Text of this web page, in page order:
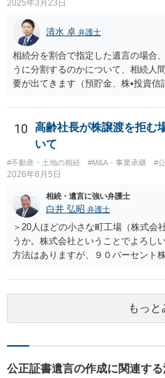
況を報告する義務があるとは限りま
ある可能性がある場合、守秘義務や
があるとしても直ちに内容を開示し
遺言が作成済みである場合でも、生
るかは、基本的には遺言者本人の意
無・内容について説明してよい」旨
写しを添付して、期限を区切って書
ます。それでも回答がない場合には
による不当な関与の有無も含めて、
任状、母親の発言内容、弁護士との
示して相談した方がよいように思いま
2025年3月23日
清水 卓 弁護士
相続分を割合で指定した遺言の場合
うに分割するのかについて、相続人
要が出てきます（預貯金、株•投資
投資信託は他の相続人にというよう
は、相続人間で遺産分割協議により
10
高齢社長が株譲渡を拒む
いて
#不動産・土地の相続 #M&A・事業承継 #
2026年6月5日
相続・遺言に強い弁護士
白井 弘昭 弁護士
＞20人ほどの小さな町工場（株式会
うか。株式会社ということでよろし
方法はありますが、９０パーセント
るか、家族を説得して承継させるか
がいれば、全員で会社を辞めて新た
れます。 それか、しばらく我慢して
継させるしかないように思えます。
もっと
公正証書遺言の作成に関連す